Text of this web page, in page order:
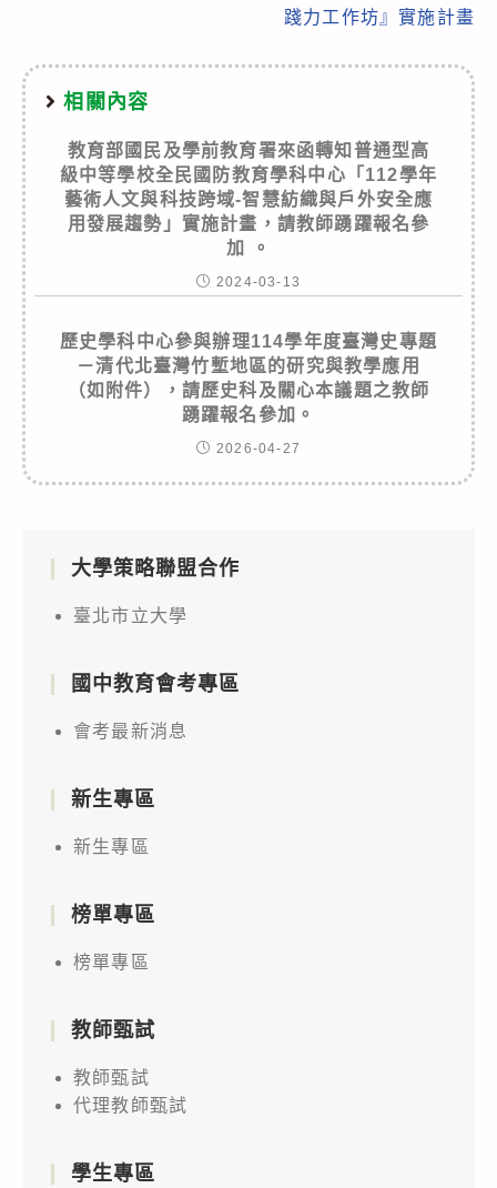
踐力工作坊』實施計畫
相關內容
教育部國民及學前教育署來函轉知普通型高
級中等學校全民國防教育學科中心「112學年
藝術人文與科技跨域-智慧紡織與戶外安全應
用發展趨勢」實施計畫，請教師踴躍報名參
加 。
2024-03-13
歷史學科中心參與辦理114學年度臺灣史專題
－清代北臺灣竹塹地區的研究與教學應用
（如附件），請歷史科及關心本議題之教師
踴躍報名參加。
2026-04-27
大學策略聯盟合作
臺北市立大學
國中教育會考專區
會考最新消息
新生專區
新生專區
榜單專區
榜單專區
教師甄試
教師甄試
代理教師甄試
學生專區